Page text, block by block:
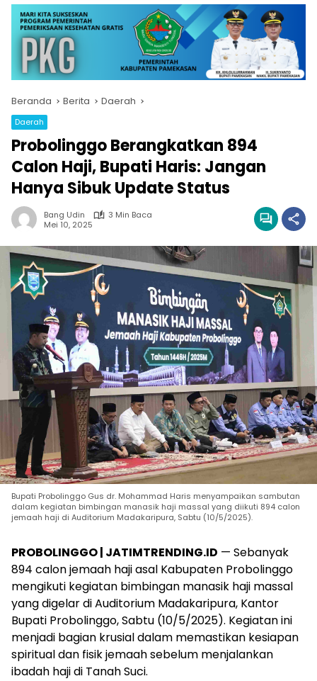
Beranda Berita Daerah
Daerah
Probolinggo Berangkatkan 894
Calon Haji, Bupati Haris: Jangan
Hanya Sibuk Update Status
Bang Udin
3 Min Baca
Mei 10, 2025
Bupati Probolinggo Gus dr. Mohammad Haris menyampaikan sambutan
dalam kegiatan bimbingan manasik haji massal yang diikuti 894 calon
jemaah haji di Auditorium Madakaripura, Sabtu (10/5/2025).
PROBOLINGGO | JATIMTRENDING.ID — Sebanyak
894 calon jemaah haji asal Kabupaten Probolinggo
mengikuti kegiatan bimbingan manasik haji massal
yang digelar di Auditorium Madakaripura, Kantor
Bupati Probolinggo, Sabtu (10/5/2025). Kegiatan ini
menjadi bagian krusial dalam memastikan kesiapan
spiritual dan fisik jemaah sebelum menjalankan
ibadah haji di Tanah Suci.